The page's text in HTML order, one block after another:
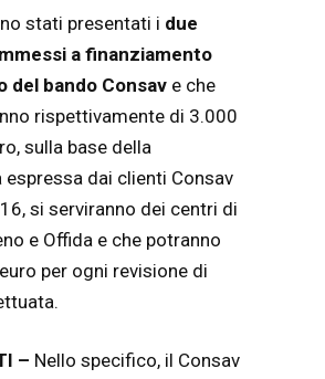
stati presentati i due
a finanziamento
del bando Consav e che
rispettivamente di 3.000
sulla base della
espressa dai clienti Consav
si serviranno dei centri di
e Offida e che potranno
per ogni revisione di
– Nello specifico, il Consav